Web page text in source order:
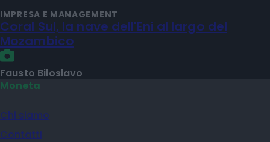
IMPRESA E MANAGEMENT
Coral Sul, la nave dell'Eni al largo del
Mozambico
Fausto Biloslavo
Moneta
Chi siamo
Contatti